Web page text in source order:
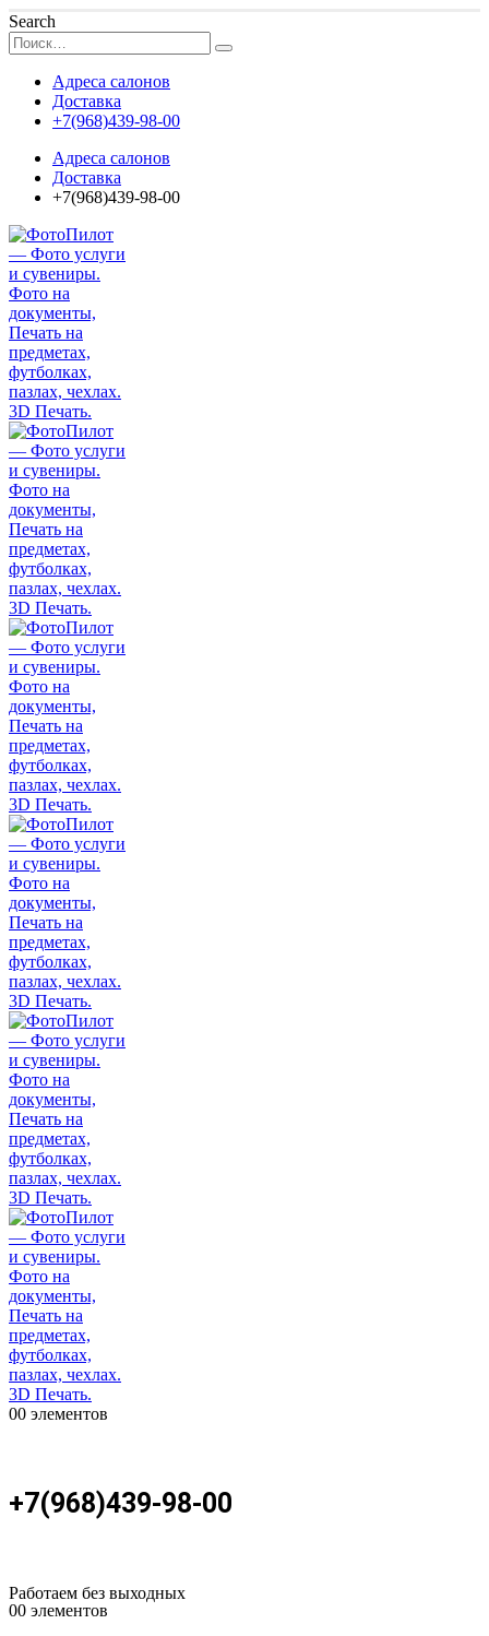
Search
Адреса салонов
Доставка
+7(968)439-98-00
Адреса салонов
Доставка
+7(968)439-98-00
00 элементов
+7(968)439-98-00
Работаем без выходных
00 элементов